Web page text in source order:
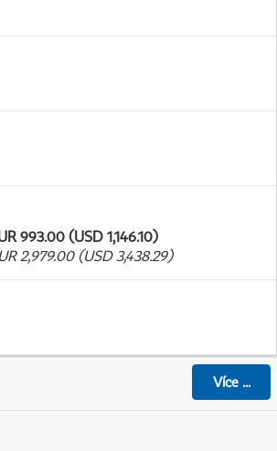
993.00 (USD 1,146.10)
2,979.00 (USD 3,438.29)
Více...